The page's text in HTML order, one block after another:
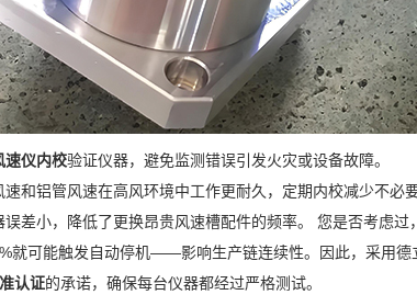
速仪内校验证仪器，避免监测错误引发火灾或设备故障。
速和铝管风速在高风环境中工作更耐久，定期内校减少不必要
误差小，降低了更换昂贵风速槽配件的频率。 您是否考虑
就可能触发自动停机——影响生产链连续性。因此，采用德
认证的承诺，确保每台仪器都经过严格测试。